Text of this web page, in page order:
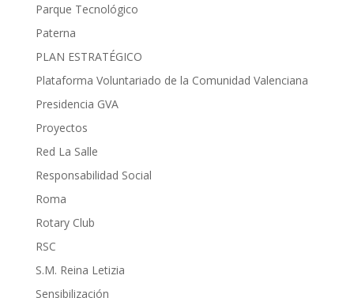
Parque Tecnológico
Paterna
PLAN ESTRATÉGICO
Plataforma Voluntariado de la Comunidad Valenciana
Presidencia GVA
Proyectos
Red La Salle
Responsabilidad Social
Roma
Rotary Club
RSC
S.M. Reina Letizia
Sensibilización